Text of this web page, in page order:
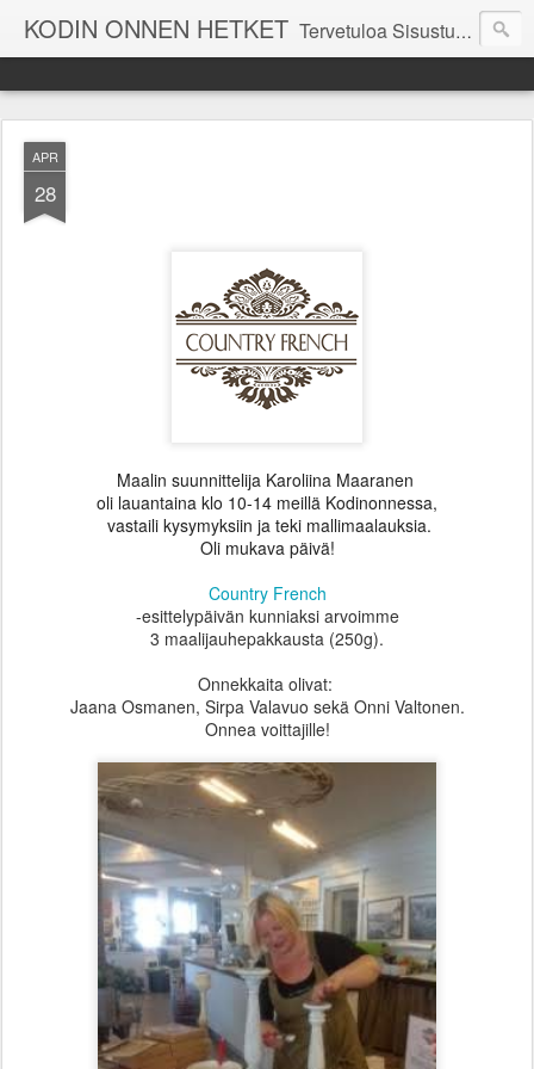
KODIN ONNEN HETKET Tervetuloa Sisustustalo Kodinonnen "kuulumisia Kodinonnesta" -sivuille. Näillä sivuilla kerromme ajankohtaisia asioita myymälämme tapahtumista. Toivottavasti viihdyt seurassamme!
APR
28
Maalin suunnittelija Karoliina Maaranen
oli lauantaina klo 10-14 meillä Kodinonnessa,
vastaili kysymyksiin ja teki mallimaalauksia.
Oli mukava päivä!
Country French
-esittelypäivän kunniaksi arvoimme
3 maalijauhepakkausta (250g).
Onnekkaita olivat:
Jaana Osmanen, Sirpa Valavuo sekä Onni Valtonen.
Onnea voittajille!